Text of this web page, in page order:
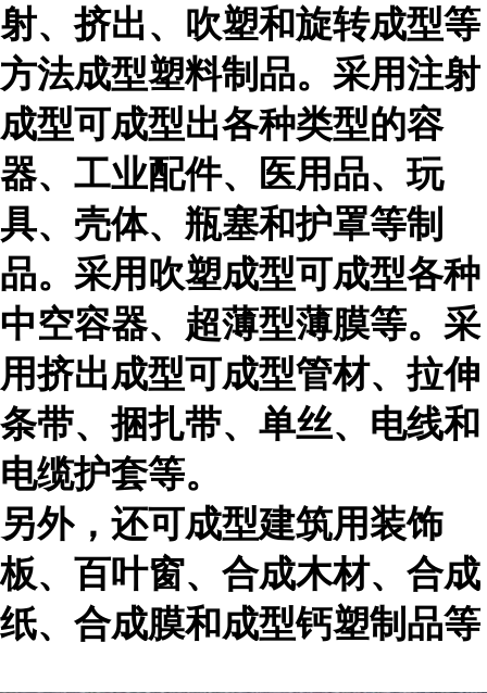
射、挤出、吹塑和旋转成型等
方法成型塑料制品。采用注射
成型可成型出各种类型的容
器、工业配件、医用品、玩
具、壳体、瓶塞和护罩等制
品。采用吹塑成型可成型各种
中空容器、超薄型薄膜等。采
用挤出成型可成型管材、拉伸
条带、捆扎带、单丝、电线和
电缆护套等。
另外，还可成型建筑用装饰
板、百叶窗、合成木材、合成
纸、合成膜和成型钙塑制品等